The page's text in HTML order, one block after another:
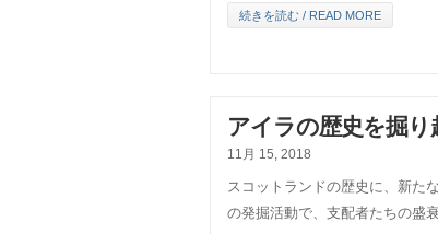
続きを読む / READ MORE
アイラの歴史を掘り
11月 15, 2018
スコットランドの歴史に、新た
の発掘活動で、支配者たちの盛